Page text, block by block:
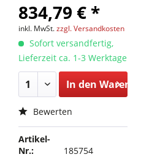
834,79 € *
inkl. MwSt.zzgl. Versandkosten
Sofort versandfertig,
Lieferzeit ca. 1-3 Werktage
In den
Bewerten
Artikel-
Nr.:
185754